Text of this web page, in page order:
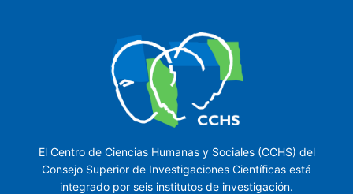
El Centro de Ciencias Humanas y Sociales (CCHS) del
Consejo Superior de Investigaciones Científicas está
integrado por seis institutos de investigación.